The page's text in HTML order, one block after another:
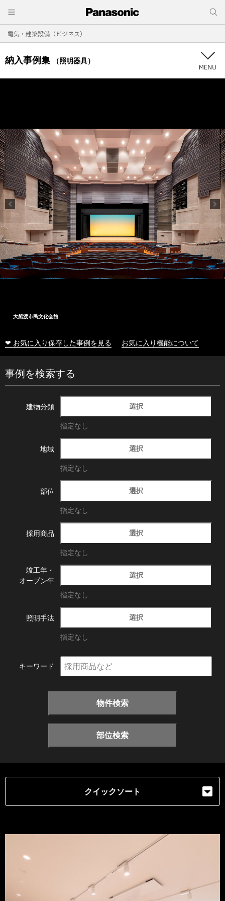
電気・建築設備（ビジネス）
納入事例集 （照明器具）
大船渡市民文化会館
❤ お気に入り保存した事例を見る お気に入り機能について
事例を検索する
建物分類 選択
指定なし
地域 選択
指定なし
部位 選択
指定なし
採用商品 選択
指定なし
竣工年・
オープン年
選択
指定なし
照明手法 選択
指定なし
キーワード
物件検索
部位検索
クイックソート